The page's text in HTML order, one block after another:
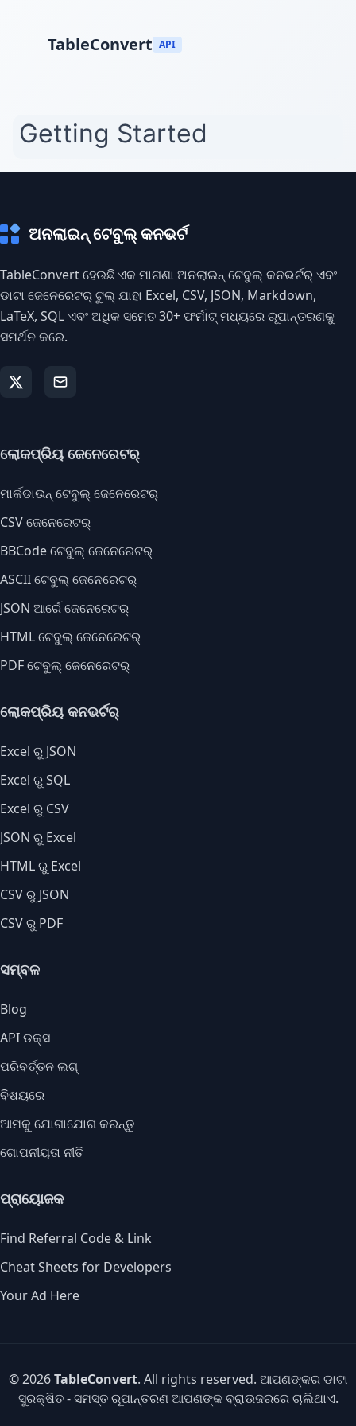
TableConvert API
ଅନଲାଇନ୍ ଟେବୁଲ୍ କନଭର୍ଟ
TableConvert ହେଉଛି ଏକ ମାଗଣା ଅନଲାଇନ୍ ଟେବୁଲ୍ କନଭର୍ଟର୍ ଏବଂ
ଡାଟା ଜେନେରେଟର୍ ଟୁଲ୍ ଯାହା Excel, CSV, JSON, Markdown,
LaTeX, SQL ଏବଂ ଅଧିକ ସମେତ 30+ ଫର୍ମାଟ୍ ମଧ୍ୟରେ ରୂପାନ୍ତରଣକୁ
ସମର୍ଥନ କରେ.
ଲୋକପ୍ରିୟ ଜେନେରେଟର୍
ମାର୍କଡାଉନ୍ ଟେବୁଲ୍ ଜେନେରେଟର୍
CSV ଜେନେରେଟର୍
BBCode ଟେବୁଲ୍ ଜେନେରେଟର୍
ASCII ଟେବୁଲ୍ ଜେନେରେଟର୍
JSON ଆର୍ରେ ଜେନେରେଟର୍
HTML ଟେବୁଲ୍ ଜେନେରେଟର୍
PDF ଟେବୁଲ୍ ଜେନେରେଟର୍
ଲୋକପ୍ରିୟ କନଭର୍ଟର୍
Excel ରୁ JSON
Excel ରୁ SQL
Excel ରୁ CSV
JSON ରୁ Excel
HTML ରୁ Excel
CSV ରୁ JSON
CSV ରୁ PDF
ସମ୍ବଳ
Blog
API ଡକ୍ସ
ପରିବର୍ତ୍ତନ ଲଗ୍
ବିଷୟରେ
ଆମକୁ ଯୋଗାଯୋଗ କରନ୍ତୁ
ଗୋପନୀୟତା ନୀତି
ପ୍ରାୟୋଜକ
Find Referral Code & Link
Cheat Sheets for Developers
Your Ad Here
© 2026TableConvert. All rights reserved. ଆପଣଙ୍କର ଡାଟା
ସୁରକ୍ଷିତ - ସମସ୍ତ ରୂପାନ୍ତରଣ ଆପଣଙ୍କ ବ୍ରାଉଜରରେ ଚାଲିଥାଏ.